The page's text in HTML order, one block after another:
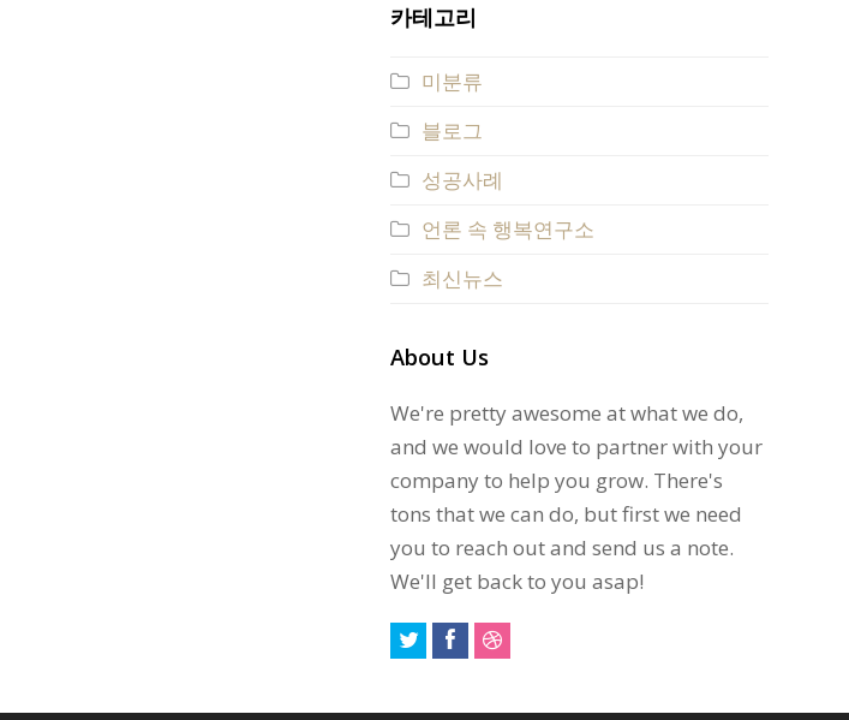
카테고리
미분류
블로그
성공사례
언론 속 행복연구소
최신뉴스
About Us
We're pretty awesome at what we do,
and we would love to partner with your
company to help you grow. There's
tons that we can do, but first we need
you to reach out and send us a note.
We'll get back to you asap!